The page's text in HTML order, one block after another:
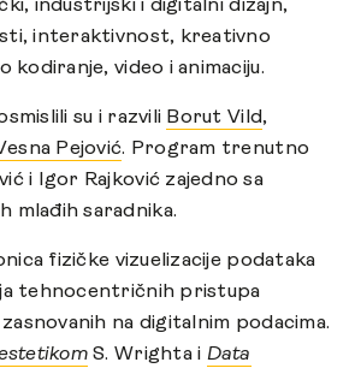
industrijski i digitalni dizajn,
interaktivnost, kreativno
kodiranje, video i animaciju.
su i razvili Borut Vild,
Pejović. Program trenutno
i Igor Rajković zajedno sa
mlađih saradnika.
fizičke vizuelizacije podataka
tehnocentričnih pristupa
na digitalnim podacima.
S. Wrighta i Data